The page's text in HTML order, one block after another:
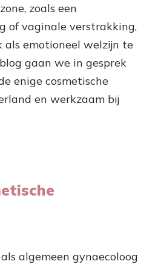
zoals een
of vaginale verstrakking,
als emotioneel welzijn te
gaan we in gesprek
enige cosmetische
en werkzaam bij
algemeen gynaecoloog